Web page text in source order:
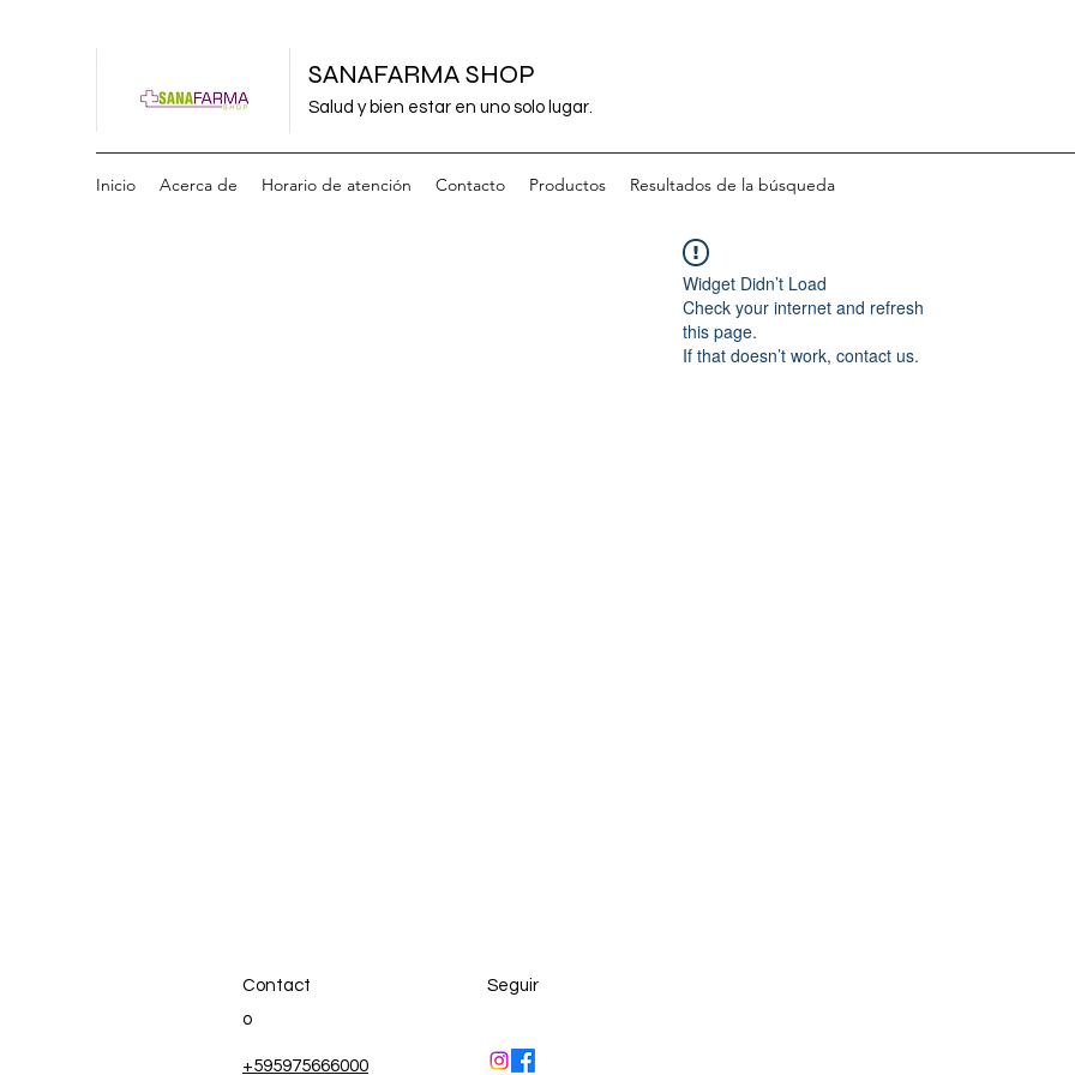
SANAFARMA SHOP
Salud y bien estar en uno solo lugar.
Inicio Acerca de Horario de atención Contacto Productos Resultados de la búsqueda
Widget Didn’t Load
Check your internet and refresh
this page.
If that doesn’t work, contact us.
Contact
o
+595975666000
Seguir